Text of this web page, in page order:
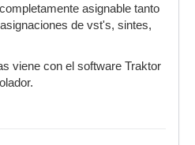
asignable tanto
de vst's, sintes,
viene con el software Traktor